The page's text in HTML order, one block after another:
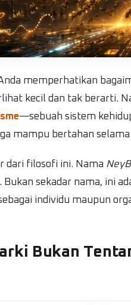
memperhatikan
kecil dan tak berarti.
—sebuah sistem
mampu bertahan
dari filosofi ini. Nama
Bukan sekadar nama, ini
individu maupun
Bukan